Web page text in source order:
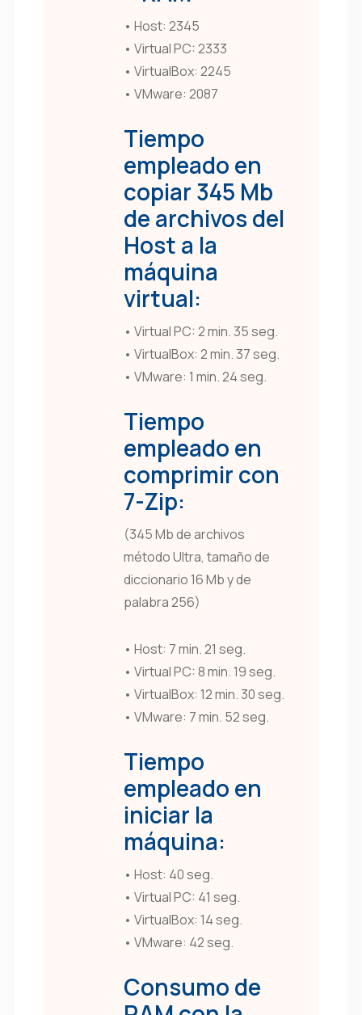
• Host: 2345
• Virtual PC: 2333
• VirtualBox: 2245
• VMware: 2087
Tiempo
empleado en
copiar 345 Mb
de archivos del
Host a la
máquina
virtual:
• Virtual PC: 2 min. 35 seg.
• VirtualBox: 2 min. 37 seg.
• VMware: 1 min. 24 seg.
Tiempo
empleado en
comprimir con
7-Zip:
(345 Mb de archivos
método Ultra, tamaño de
diccionario 16 Mb y de
palabra 256)
• Host: 7 min. 21 seg.
• Virtual PC: 8 min. 19 seg.
• VirtualBox: 12 min. 30 seg.
• VMware: 7 min. 52 seg.
Tiempo
empleado en
iniciar la
máquina:
• Host: 40 seg.
• Virtual PC: 41 seg.
• VirtualBox: 14 seg.
• VMware: 42 seg.
Consumo de